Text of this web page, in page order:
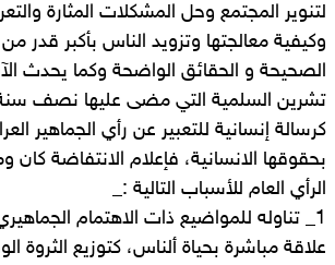
لتنوير المجتمع وحل المشكلات المثارة
وكيفية معالجتها وتزويد الناس بأكبر قدر
الصحيحة و الحقائق الواضحة وكما يحدث
تشرين السلمية التي مضى عليها نصف سنة
كرسالة إنسانية للتعبير عن رأي الجماهير
بحقوقها الانسانية، فإعلام الانتفاضة كان
الرأي العام للأسباب التالية :_
1_ تناوله للمواضيع ذات الاهتمام
علاقة مباشرة بحياة ألناس، كتوزيع الثروة